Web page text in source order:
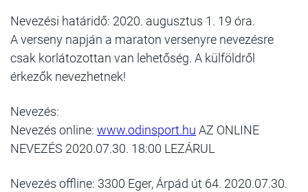
Nevezési határidő: 2020. augusztus 1. 19 óra.
A verseny napján a maraton versenyre nevezésre
csak korlátozottan van lehetőség. A külföldről
érkezők nevezhetnek!
Nevezés:
Nevezés online: www.odinsport.hu AZ ONLINE
NEVEZÉS 2020.07.30. 18:00 LEZÁRUL
Nevezés offline: 3300 Eger, Árpád út 64. 2020.07.30.